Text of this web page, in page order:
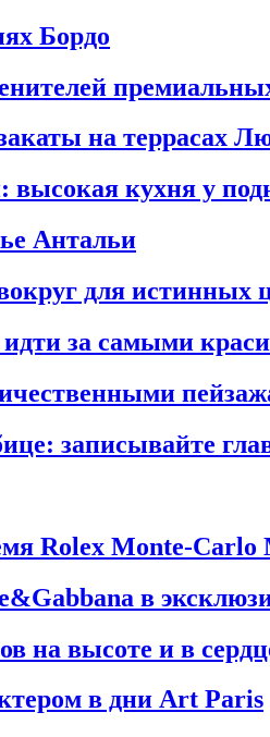
Бордо
на террасах
высокая кухня у
Антальи
для истинных
идти за самыми
записывайте
Rolex Monte‑Carlo
в
на высоте и в
в дни Art Paris